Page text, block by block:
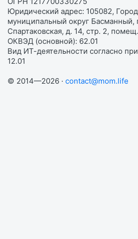
Юридический адрес: 105082,
муниципальный округ Басманный,
Спартаковская, д. 14, стр. 2,
ОКВЭД (основной): 62.01
Вид ИТ-деятельности согласно
12.01
© 2014—2026 · contact@mom.life